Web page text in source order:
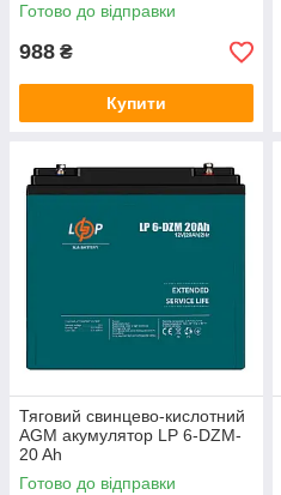
Готово до відправки
988 ₴
Купити
Тяговий свинцево-кислотний
AGM акумулятор LP 6-DZM-
20 Ah
Готово до відправки